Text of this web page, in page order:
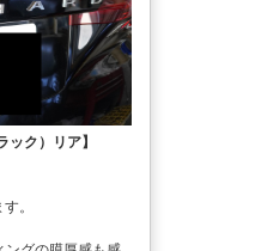
ク）リア】
。